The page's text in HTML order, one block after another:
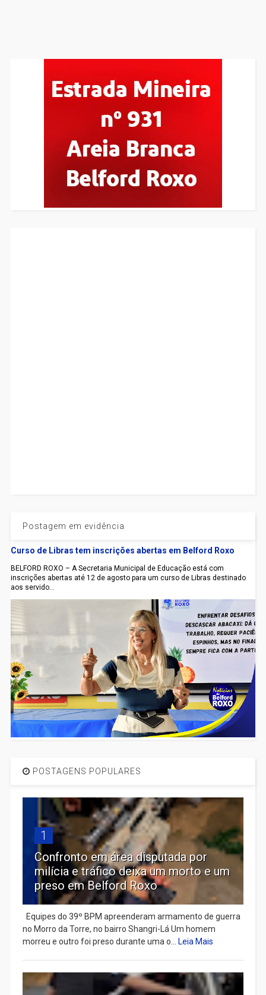
Postagem em evidência
Curso de Libras tem inscrições abertas em Belford Roxo
BELFORD ROXO – A Secretaria Municipal de Educação está com
inscrições abertas até 12 de agosto para um curso de Libras destinado
aos servido...
POSTAGENS POPULARES
1
Confronto em área disputada por
milícia e tráfico deixa um morto e um
preso em Belford Roxo
Equipes do 39º BPM apreenderam armamento de guerra
no Morro da Torre, no bairro Shangri-Lá Um homem
morreu e outro foi preso durante uma o... Leia Mais